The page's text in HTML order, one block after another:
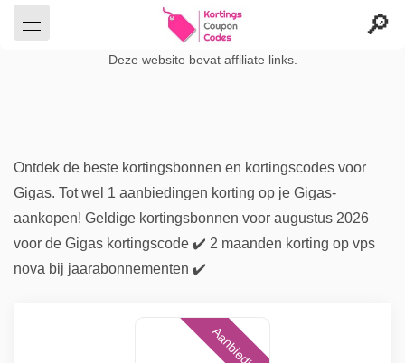
Deze website bevat affiliate links.
Ontdek de beste kortingsbonnen en kortingscodes voor
Gigas. Tot wel 1 aanbiedingen korting op je Gigas-
aankopen! Geldige kortingsbonnen voor augustus 2026
voor de Gigas kortingscode ✔️ 2 maanden korting op vps
nova bij jaarabonnementen ✔️